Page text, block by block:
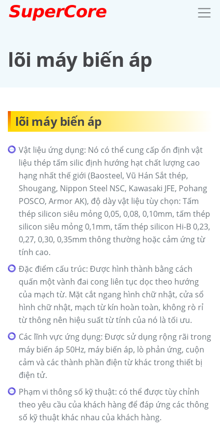
lõi máy biến áp
lõi máy biến áp
Vật liệu ứng dụng: Nó có thể cung cấp ổn định vật
liệu thép tấm silic định hướng hạt chất lượng cao
hạng nhất thế giới (Baosteel, Vũ Hán Sắt thép,
Shougang, Nippon Steel NSC, Kawasaki JFE, Pohang
POSCO, Armor AK), độ dày vật liệu tùy chọn: Tấm
thép silicon siêu mỏng 0,05, 0,08, 0,10mm, tấm thép
silicon siêu mỏng 0,1mm, tấm thép silicon Hi-B 0,23,
0,27, 0,30, 0,35mm thông thường hoặc cảm ứng từ
tính cao.
Đặc điểm cấu trúc: Được hình thành bằng cách
quấn một vành đai cong liên tục dọc theo hướng
của mạch từ. Mặt cắt ngang hình chữ nhật, cửa sổ
hình chữ nhật, mạch từ kín hoàn toàn, không rò rỉ
từ thông nên hiệu suất từ tính của nó là tối ưu.
Các lĩnh vực ứng dụng: Được sử dụng rộng rãi trong
máy biến áp 50Hz, máy biến áp, lò phản ứng, cuộn
cảm và các thành phần điện từ khác trong thiết bị
điện tử.
Phạm vi thông số kỹ thuật: có thể được tùy chỉnh
theo yêu cầu của khách hàng để đáp ứng các thông
số kỹ thuật khác nhau của khách hàng.